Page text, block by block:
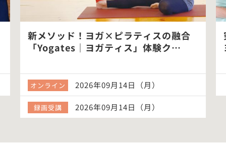
新メソッド！ヨガ×ピラティスの融合
「Yogates｜ヨガティス」体験ク…
オンライン 2026年09月14日（月）
録画受講 2026年09月14日（月）